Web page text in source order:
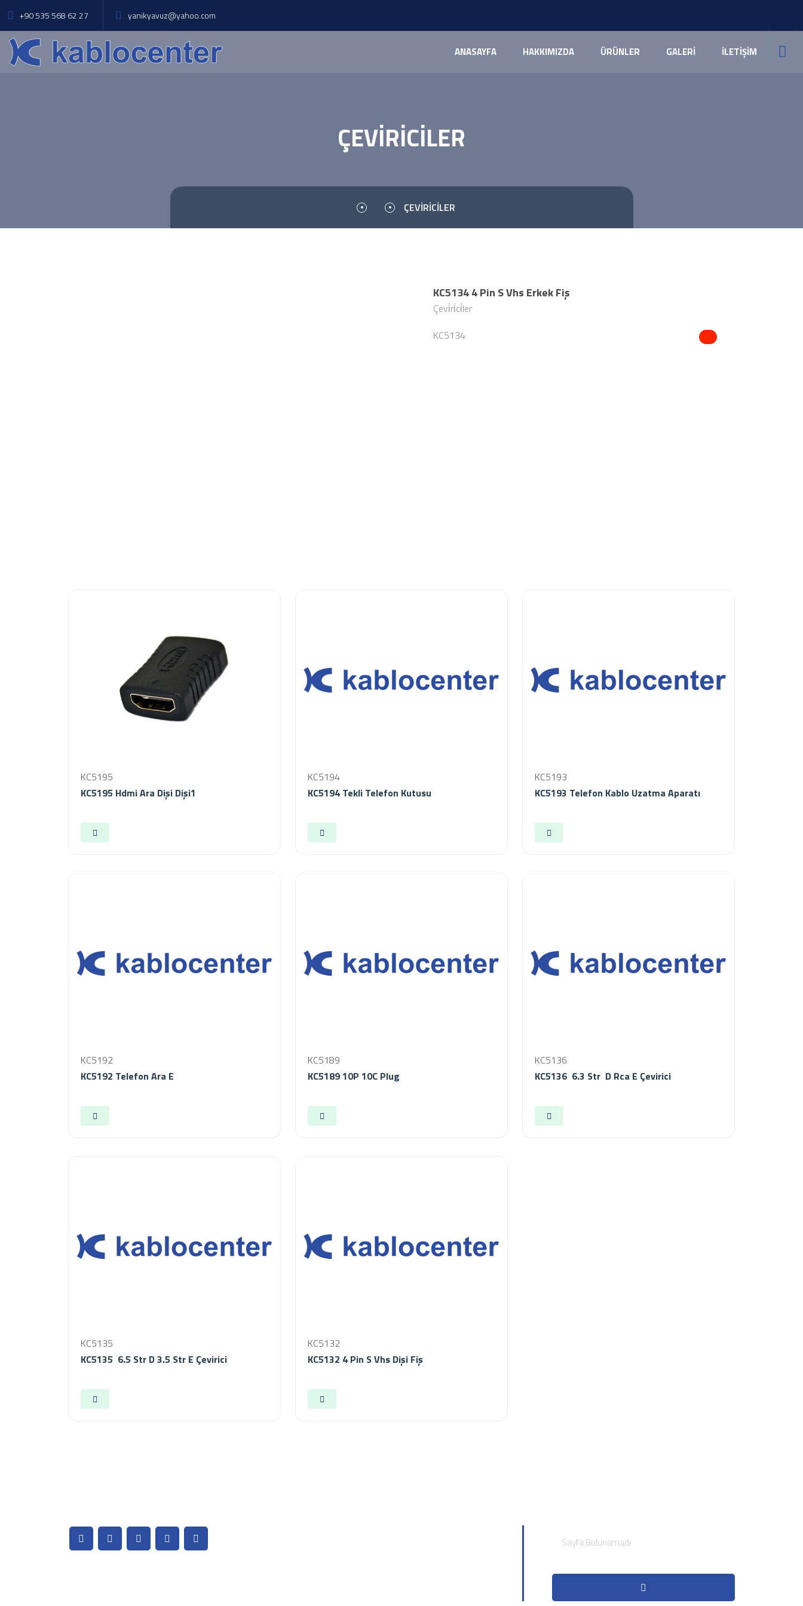
+90 535 568 62 27 yanikyavuz@yahoo.com
ANASAYFA HAKKIMIZDA ÜRÜNLER GALERİ İLETİŞİM
ÇEVİRİCİLER
ÇEVİRİCİLER
KC5134 4 Pin S Vhs Erkek Fiş
Çevi̇ri̇ci̇ler
KC5134
KC5195
KC5195 Hdmi Ara Dişi Dişi1
KC5194
KC5194 Tekli Telefon Kutusu
KC5193
KC5193 Telefon Kablo Uzatma Aparatı
KC5192
KC5192 Telefon Ara E
KC5189
KC5189 10P 10C Plug
KC5136
KC5136 6.3 Str D Rca E Çevirici
KC5135
KC5135 6.5 Str D 3.5 Str E Çevirici
KC5132
KC5132 4 Pin S Vhs Dişi Fiş